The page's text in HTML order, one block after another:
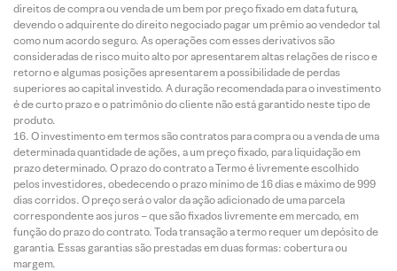
direitos de compra ou venda de um bem por preço fixado em data futura,
devendo o adquirente do direito negociado pagar um prêmio ao vendedor tal
como num acordo seguro. As operações com esses derivativos são
consideradas de risco muito alto por apresentarem altas relações de risco e
retorno e algumas posições apresentarem a possibilidade de perdas
superiores ao capital investido. A duração recomendada para o investimento
é de curto prazo e o patrimônio do cliente não está garantido neste tipo de
produto.
O investimento em termos são contratos para compra ou a venda de uma
determinada quantidade de ações, a um preço fixado, para liquidação em
prazo determinado. O prazo do contrato a Termo é livremente escolhido
pelos investidores, obedecendo o prazo mínimo de 16 dias e máximo de 999
dias corridos. O preço será o valor da ação adicionado de uma parcela
correspondente aos juros – que são fixados livremente em mercado, em
função do prazo do contrato. Toda transação a termo requer um depósito de
garantia. Essas garantias são prestadas em duas formas: cobertura ou
margem.